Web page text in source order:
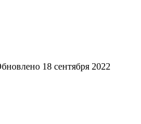
18 сентября 2022